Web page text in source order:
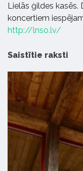
Lielās ģildes
koncertiem
http://lnso.lv/
Saistītie raksti